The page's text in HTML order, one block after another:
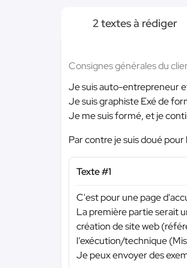
2 textes à rédiger
Consignes générales du
Je suis auto-entrepreneur
Je suis graphiste Exé de
Je me suis formé, et je
Par contre je suis doué
Texte #1
C'est pour une page
La première partie serait
création de site web
l’exécution/technique
Je peux envoyer des